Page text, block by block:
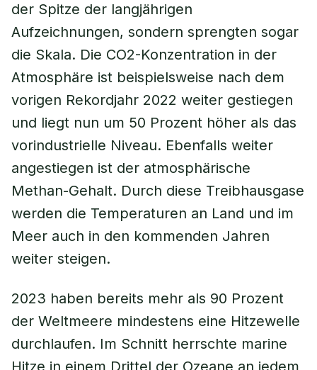
der Spitze der langjährigen
Aufzeichnungen, sondern sprengten sogar
die Skala. Die CO2-Konzentration in der
Atmosphäre ist beispielsweise nach dem
vorigen Rekordjahr 2022 weiter gestiegen
und liegt nun um 50 Prozent höher als das
vorindustrielle Niveau. Ebenfalls weiter
angestiegen ist der atmosphärische
Methan-Gehalt. Durch diese Treibhausgase
werden die Temperaturen an Land und im
Meer auch in den kommenden Jahren
weiter steigen.
2023 haben bereits mehr als 90 Prozent
der Weltmeere mindestens eine Hitzewelle
durchlaufen. Im Schnitt herrschte marine
Hitze in einem Drittel der Ozeane an jedem